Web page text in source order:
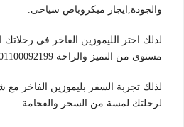
والجودة,ايجار ميكروباص سياحى.
لذلك اختر الليموزين الفاخر في رحلاتك
مستوى من التميز والراحة 01100092199.
لذلك تجربة السفر بليموزين الفاخر
لرحلتك لمسة من السحر والفخامة.